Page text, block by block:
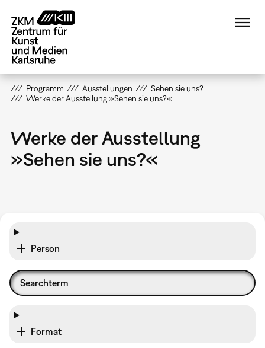
zum
Inhalt
Programm Ausstellungen
Sehen sie uns?
Werke der Ausstellung »Sehen sie uns?«
Werke der Ausstellung
»Sehen sie uns?«
Person
Format